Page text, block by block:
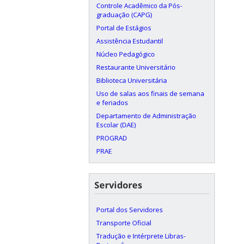
Controle Acadêmico da Pós-
graduação (CAPG)
Portal de Estágios
Assistência Estudantil
Núcleo Pedagógico
Restaurante Universitário
Biblioteca Universitária
Uso de salas aos finais de semana
e feriados
Departamento de Administração
Escolar (DAE)
PROGRAD
PRAE
Servidores
Portal dos Servidores
Transporte Oficial
Tradução e Intérprete Libras-